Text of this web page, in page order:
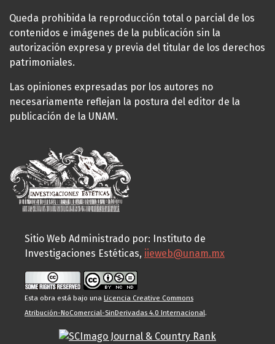
Queda prohibida la reproducción total o parcial de los
contenidos e imágenes de la publicación sin la
autorización expresa y previa del titular de los derechos
patrimoniales.
Las opiniones expresadas por los autores no
necesariamente reflejan la postura del editor de la
publicación de la UNAM.
Sitio Web Administrado por: Instituto de
Investigaciones Estéticas, iieweb@unam.mx
Esta obra está bajo una Licencia Creative Commons
Atribución-NoComercial-SinDerivadas 4.0 Internacional.